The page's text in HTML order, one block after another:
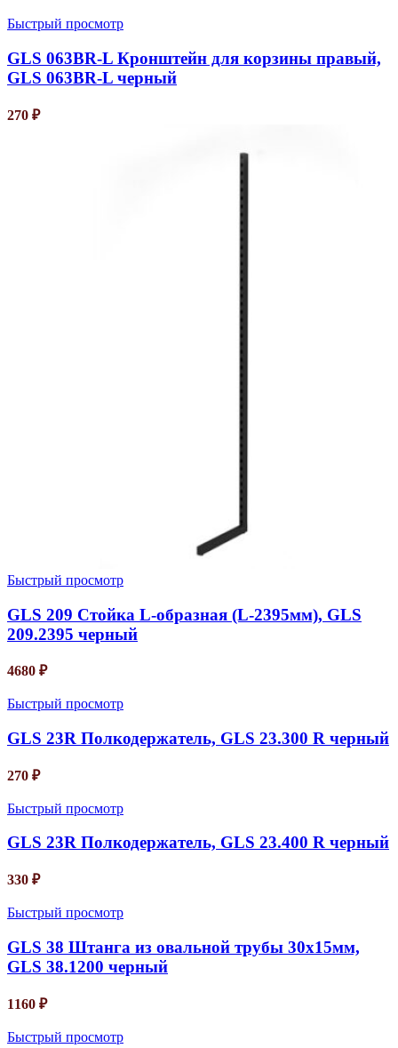
Быстрый просмотр
GLS 063BR-L Кронштейн для корзины правый,
GLS 063BR-L черный
270 ₽
Быстрый просмотр
GLS 209 Стойка L-образная (L-2395мм), GLS
209.2395 черный
4680 ₽
Быстрый просмотр
GLS 23R Полкодержатель, GLS 23.300 R черный
270 ₽
Быстрый просмотр
GLS 23R Полкодержатель, GLS 23.400 R черный
330 ₽
Быстрый просмотр
GLS 38 Штанга из овальной трубы 30х15мм,
GLS 38.1200 черный
1160 ₽
Быстрый просмотр